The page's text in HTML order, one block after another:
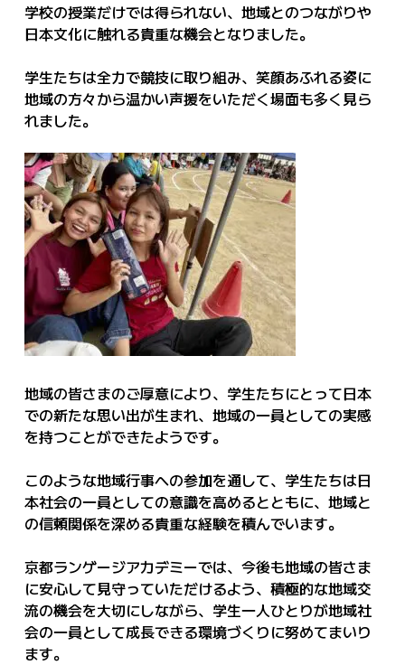
学校の授業だけでは得られない、地域とのつながりや
日本文化に触れる貴重な機会となりました。
学生たちは全力で競技に取り組み、笑顔あふれる姿に
地域の方々から温かい声援をいただく場面も多く見ら
れました。
地域の皆さまのご厚意により、学生たちにとって日本
での新たな思い出が生まれ、地域の一員としての実感
を持つことができたようです。
このような地域行事への参加を通して、学生たちは日
本社会の一員としての意識を高めるとともに、地域と
の信頼関係を深める貴重な経験を積んでいます。
京都ランゲージアカデミーでは、今後も地域の皆さま
に安心して見守っていただけるよう、積極的な地域交
流の機会を大切にしながら、学生一人ひとりが地域社
会の一員として成長できる環境づくりに努めてまいり
ます。